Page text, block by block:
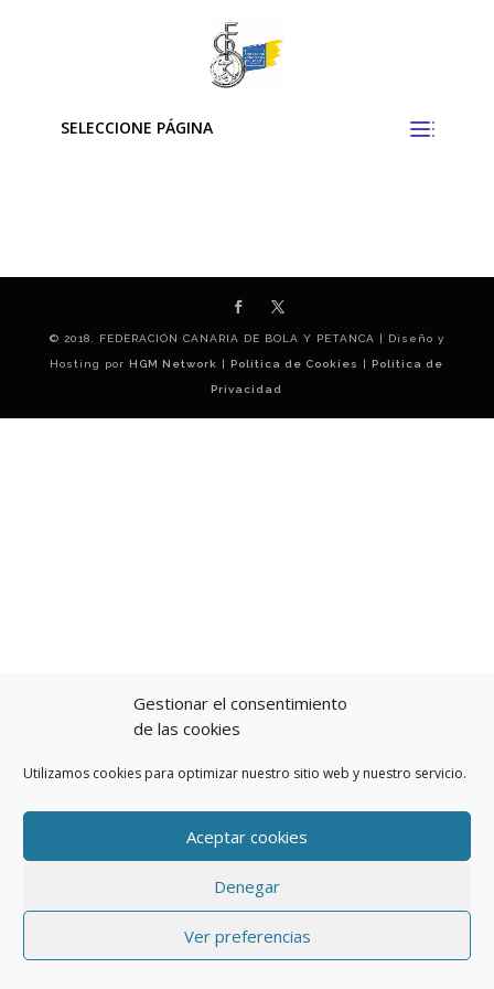
Gestionar el consentimiento
de las cookies
Utilizamos cookies para optimizar nuestro sitio web y nuestro servicio.
Aceptar cookies
Denegar
Ver preferencias
SELECCIONE PÁGINA
© 2018. FEDERACIÓN CANARIA DE BOLA Y PETANCA | Diseño y
Hosting porHGM Network |Política de Cookies |Política de
Privacidad